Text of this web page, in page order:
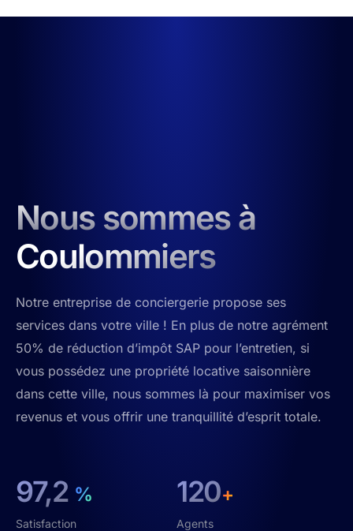
Nous sommes à
Coulommiers
Notre entreprise de conciergerie propose ses
services dans votre ville ! En plus de notre agrément
50% de réduction d’impôt SAP pour l’entretien, si
vous possédez une propriété locative saisonnière
dans cette ville, nous sommes là pour maximiser vos
revenus et vous offrir une tranquillité d’esprit totale.
97,2 %
Satisfaction
120+
Agents